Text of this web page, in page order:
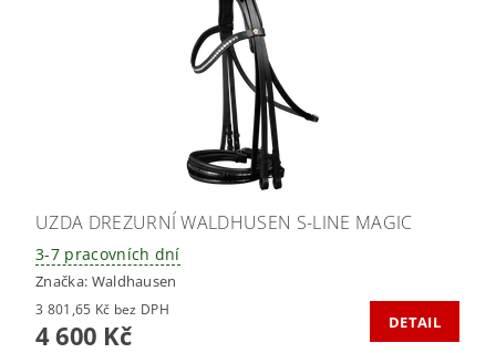
UZDA DREZURNÍ WALDHUSEN S-LINE MAGIC
3-7 pracovních dní
Značka: Waldhausen
3 801,65 Kč bez DPH
4 600 Kč DETAIL